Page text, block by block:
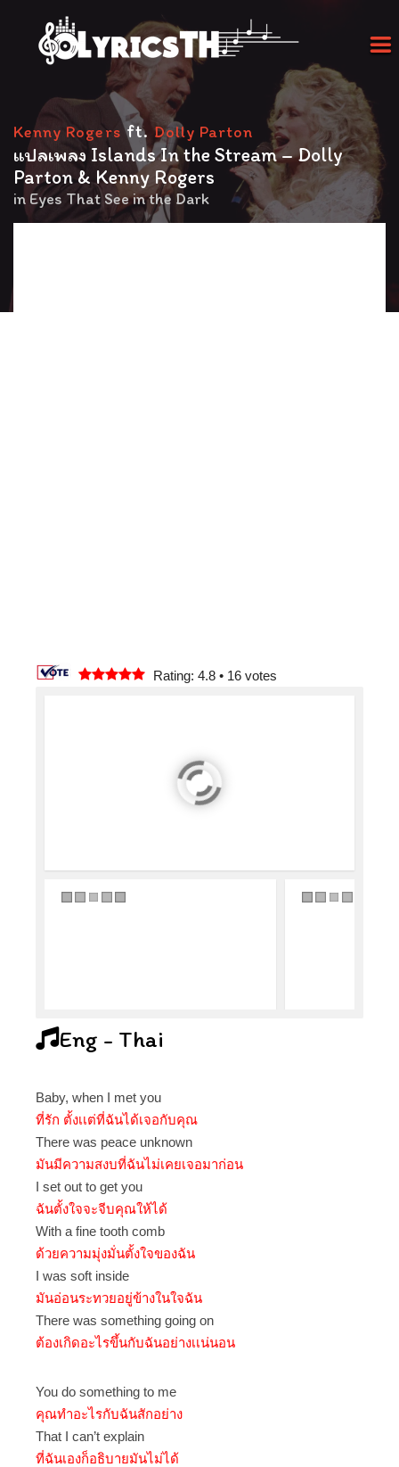
Kenny Rogersft.Dolly Parton
แปลเพลง Islands In the Stream – Dolly
Parton & Kenny Rogers
in Eyes That See in the Dark
Rating: 4.8 • 16votes
Eng - Thai
Baby, when I met you
ที่รัก ตั้งเเต่ที่ฉันได้เจอกับคุณ
There was peace unknown
มันมีความสงบที่ฉันไม่เคยเจอมาก่อน
I set out to get you
ฉันตั้งใจจะจีบคุณให้ได้
With a fine tooth comb
ด้วยความมุ่งมั่นตั้งใจของฉัน
I was soft inside
มันอ่อนระทวยอยู่ข้างในใจฉัน
There was something going on
ต้องเกิดอะไรขึ้นกับฉันอย่างเเน่นอน
You do something to me
คุณทำอะไรกับฉันสักอย่าง
That I can’t explain
ที่ฉันเองก็อธิบายมันไม่ได้